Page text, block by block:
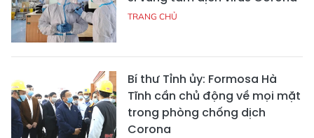
TRANG CHỦ
Bí thư Tỉnh ủy: Formosa Hà
Tĩnh cần chủ động về mọi mặt
trong phòng chống dịch
Corona